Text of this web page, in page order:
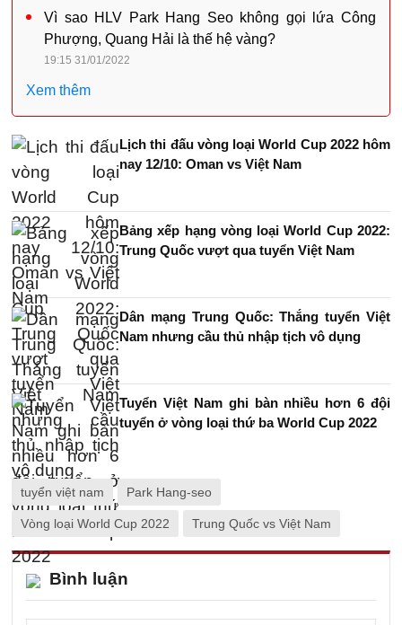
Vì sao HLV Park Hang Seo không gọi lứa Công
Phượng, Quang Hải là thế hệ vàng?
19:15 31/01/2022
Xem thêm
Lịch thi đấu vòng loại World Cup 2022 hôm
nay 12/10: Oman vs Việt Nam
Bảng xếp hạng vòng loại World Cup 2022:
Trung Quốc vượt qua tuyển Việt Nam
Dân mạng Trung Quốc: Thắng tuyển Việt
Nam nhưng cầu thủ nhập tịch vô dụng
Tuyển Việt Nam ghi bàn nhiều hơn 6 đội
tuyển ở vòng loại thứ ba World Cup 2022
tuyển việt nam Park Hang-seo
Vòng loại World Cup 2022 Trung Quốc vs Việt Nam
Bình luận